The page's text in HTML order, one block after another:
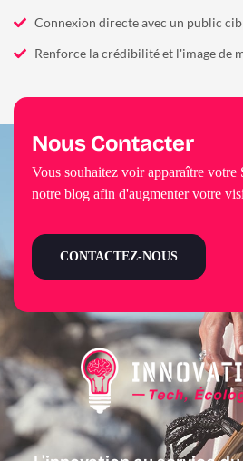
Connexion directe avec un public
Renforce la crédibilité et l'image de
Nous Contacter
Vous souhaitez voir apparaître votre
notre blog afin d'augmenter votre
CONTACTEZ-NOUS